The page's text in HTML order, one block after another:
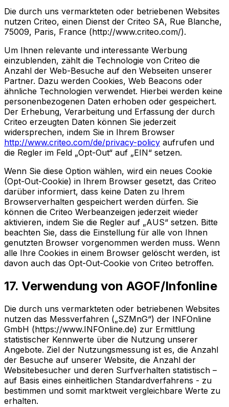
Die durch uns vermarkteten oder betriebenen Websites
nutzen Criteo, einen Dienst der Criteo SA, Rue Blanche,
75009, Paris, France (http://www.criteo.com/).
Um Ihnen relevante und interessante Werbung
einzublenden, zählt die Technologie von Criteo die
Anzahl der Web-Besuche auf den Webseiten unserer
Partner. Dazu werden Cookies, Web Beacons oder
ähnliche Technologien verwendet. Hierbei werden keine
personenbezogenen Daten erhoben oder gespeichert.
Der Erhebung, Verarbeitung und Erfassung der durch
Criteo erzeugten Daten können Sie jederzeit
widersprechen, indem Sie in Ihrem Browser
http://www.criteo.com/de/privacy-policy aufrufen und
die Regler im Feld „Opt-Out“ auf „EIN“ setzen.
Wenn Sie diese Option wählen, wird ein neues Cookie
(Opt-Out-Cookie) in Ihrem Browser gesetzt, das Criteo
darüber informiert, dass keine Daten zu Ihrem
Browserverhalten gespeichert werden dürfen. Sie
können die Criteo Werbeanzeigen jederzeit wieder
aktivieren, indem Sie die Regler auf „AUS“ setzen. Bitte
beachten Sie, dass die Einstellung für alle von Ihnen
genutzten Browser vorgenommen werden muss. Wenn
alle Ihre Cookies in einem Browser gelöscht werden, ist
davon auch das Opt-Out-Cookie von Criteo betroffen.
17. Verwendung von AGOF/Infonline
Die durch uns vermarkteten oder betriebenen Websites
nutzen das Messverfahren („SZMnG“) der INFOnline
GmbH (https://www.INFOnline.de) zur Ermittlung
statistischer Kennwerte über die Nutzung unserer
Angebote. Ziel der Nutzungsmessung ist es, die Anzahl
der Besuche auf unserer Website, die Anzahl der
Websitebesucher und deren Surfverhalten statistisch –
auf Basis eines einheitlichen Standardverfahrens - zu
bestimmen und somit marktweit vergleichbare Werte zu
erhalten.